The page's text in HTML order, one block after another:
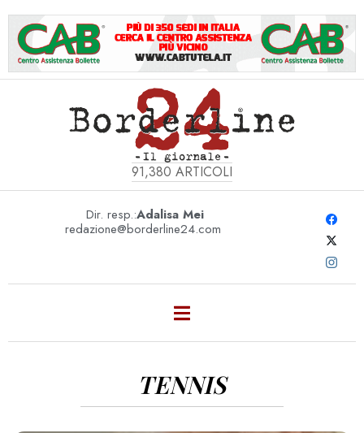
91,380 ARTICOLI
Dir. resp.:Adalisa Mei
redazione@borderline24.com
TENNIS